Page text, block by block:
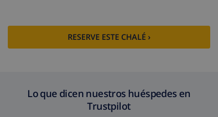
RESERVE ESTE CHALÉ ›
Lo que dicen nuestros huéspedes en
Trustpilot